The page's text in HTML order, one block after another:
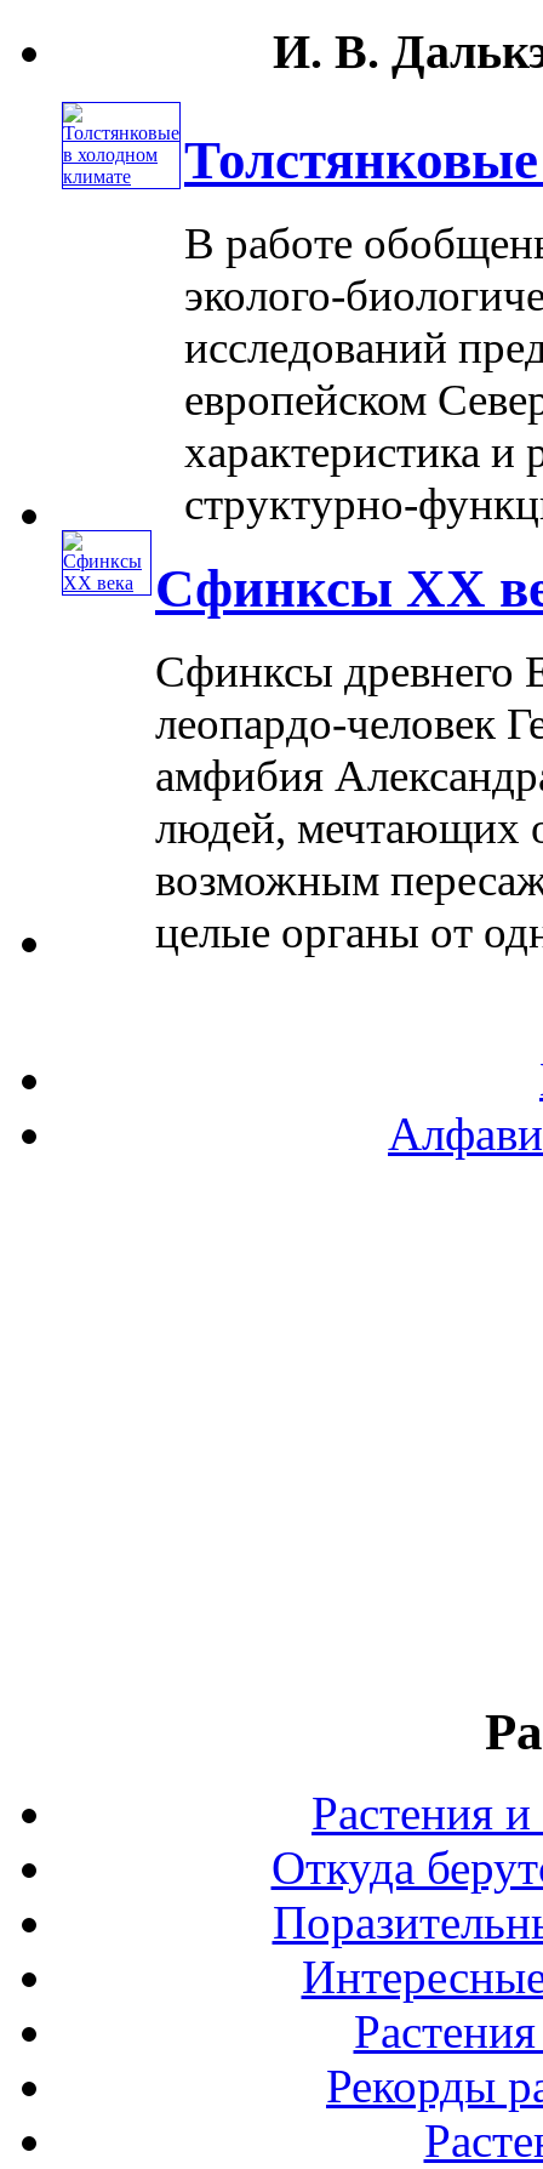
И. В.
В работе
эколого-
исследований
европейском
характеристика и
структурно-
Сфинксы XX
Сфинксы древнего
леопардо-человек
амфибия
людей, мечтающих о
возможным
целые органы от
Растения
Откуда
Рекорды